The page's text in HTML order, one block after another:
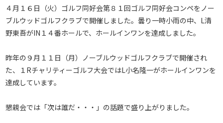
４月１６日（火）ゴルフ同好会第８１回ゴルフ同好会コンペをノー
ブルウッドゴルフクラブで開催しました。曇り一時小雨の中、L清
野東吾がIN１４番ホールで、ホールインワンを達成しました。
昨年の９月１１日（月）ノーブルウッドゴルフクラブで開催され
た、１Rチャリティーゴルフ大会ではL小名隆一がホールインワンを
達成しています。
懇親会では「次は誰だ・・・」の話題で盛り上がりました。